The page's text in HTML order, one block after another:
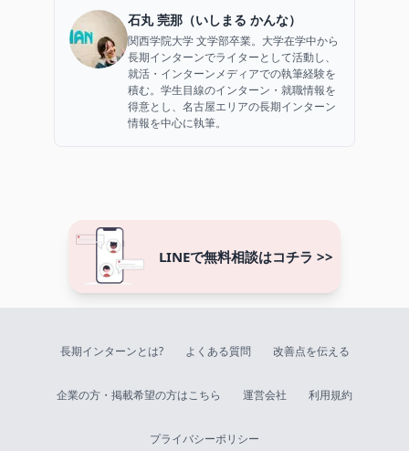
石丸 莞那（いしまる かんな）
関西学院大学 文学部卒業。大学在学中から
長期インターンでライターとして活動し、
就活・インターンメディアでの執筆経験を
積む。学生目線のインターン・就職情報を
得意とし、名古屋エリアの長期インターン
情報を中心に執筆。
LINEで無料相談はコチラ >>
長期インターンとは? よくある質問 改善点を伝える
企業の方・掲載希望の方はこちら 運営会社 利用規約
プライバシーポリシー